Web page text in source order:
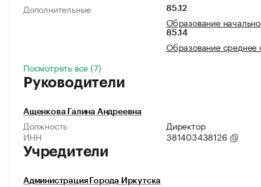
Дополнительные
85.12
Образование
85.14
Образование
Посмотреть все (7)
Руководители
Ащенкова Галина Андреевна
Должность
Директор
ИНН
381403438126
Учредители
Администрация Города Иркутска